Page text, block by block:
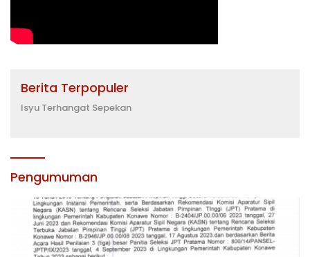
Berita Terpopuler
Isyu Terhangat Sepekan
Pengumuman